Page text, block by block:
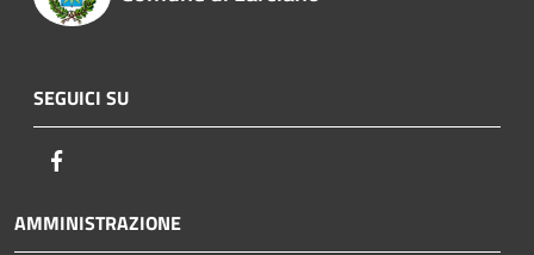
SEGUICI SU
AMMINISTRAZIONE